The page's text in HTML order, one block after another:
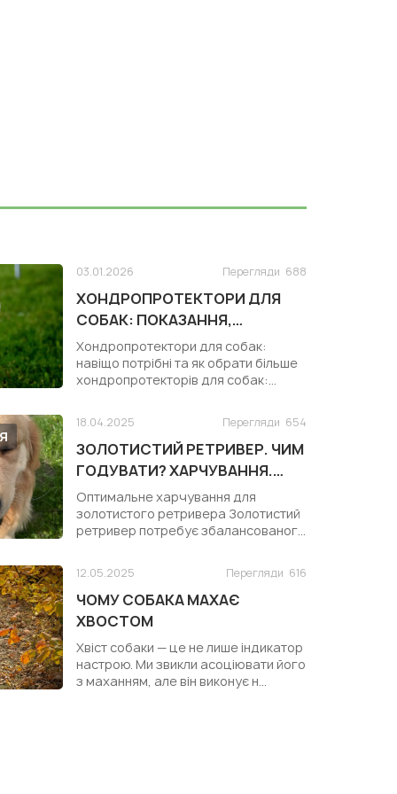
03.01.2026 Перегляди 688
ХОНДРОПРОТЕКТОРИ ДЛЯ
СОБАК: ПОКАЗАННЯ,
КОРИСТЬ І ЗАСТОСУВАННЯ
Хондропротектори для собак:
навіщо потрібні та як обрати більше
хондропротекторів для собак:
18.04.2025 Перегляди 654
ЗОЛОТИСТИЙ РЕТРИВЕР. ЧИМ
ГОДУВАТИ? ХАРЧУВАННЯ.
КОРМ ДЛЯ ЗОЛОТИСТОГО
РЕТРИВЕРА
Оптимальне харчування для
золотистого ретривера Золотистий
ретривер потребує збалансованого
12.05.2025 Перегляди 616
ЧОМУ СОБАКА МАХАЄ
ХВОСТОМ
Хвіст собаки — це не лише індикатор
настрою. Ми звикли асоціювати його
з маханням, але він виконує н...